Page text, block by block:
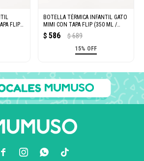
FLIP
BOTELLA TÉRMICA INFANTIL GATO
MIMI CON TAPA FLIP (350 ML /
ROSA)
$ 586 $ 689
15% OFF
  